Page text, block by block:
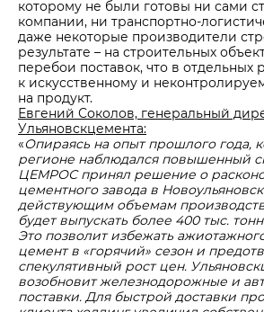
которому не были готовы ни сами
компании, ни транспортно-
даже некоторые производители
результате – на строительных
перебои поставок, что в отдельных
к искусственному и
на продукт.
Евгений Соколов, генеральный
Ульяновскцемента:
«Опираясь на опыт прошлого года,
регионе наблюдался повышенный
ЦЕМРОС принял решение о
цементного завода в
действующим объемам
будет выпускать более 400 тыс.
Это позволит избежать
цемент в «горячий» сезон и
спекулятивный рост цен.
возобновит железнодорожные и
поставки. Для быстрой доставки